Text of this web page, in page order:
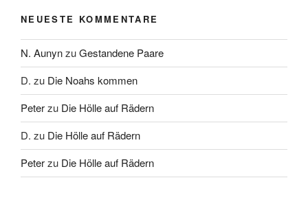
NEUESTE KOMMENTARE
N. AunynzuGestandene Paare
D. zu Die Noahs kommen
Peterzu Die Hölle auf Rädern
D. zu Die Hölle auf Rädern
Peterzu Die Hölle auf Rädern